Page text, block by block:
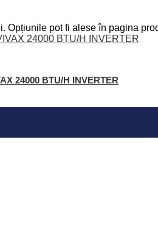
Opțiunile pot fi alese în pagina
24000 BTU/H INVERTER